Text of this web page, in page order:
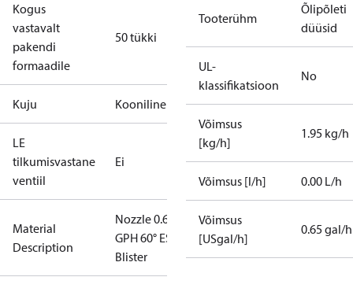
Kogus
vastavalt
pakendi
formaadile
50 tükki
Kuju Kooniline
LE
tilkumisvastane
ventiil
Ei
Material
Description
Nozzle 0.65
GPH 60° ES
Blister
Tooterühm
Õlipõleti
düüsid
UL-
klassifikatsioon
No
Võimsus
[kg/h]
1.95 kg/h
Võimsus [l/h] 0.00 L/h
Võimsus
[USgal/h]
0.65 gal/h